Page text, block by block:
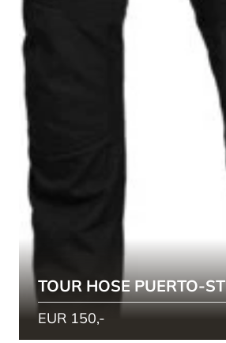
TOUR HOSE PUERTO-ST
EUR 150,-